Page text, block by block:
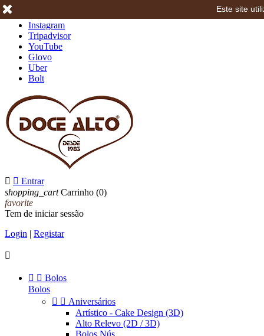
Instagram
Tripadvisor
YouTube
Glovo
Uber
Bolt
  Entrar
shopping_cart Carrinho (0)
favorite
Tem de iniciar sessão
Login | Registar

  Bolos
Bolos
  Aniversários
Artístico - Cake Design (3D)
Alto Relevo (2D / 3D)
Bolos Nús
Este site